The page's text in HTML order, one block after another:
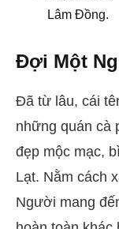
Lâm Đồng.
Đợi Một
Đã từ lâu, cái
những quán cà
đẹp mộc mạc,
Lạt. Nằm cách
Người mang